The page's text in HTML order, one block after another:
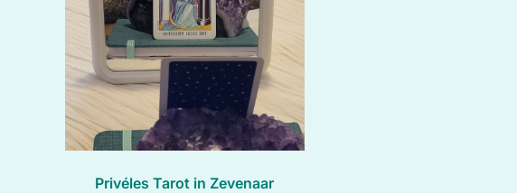
Privéles Tarot in Zevenaar